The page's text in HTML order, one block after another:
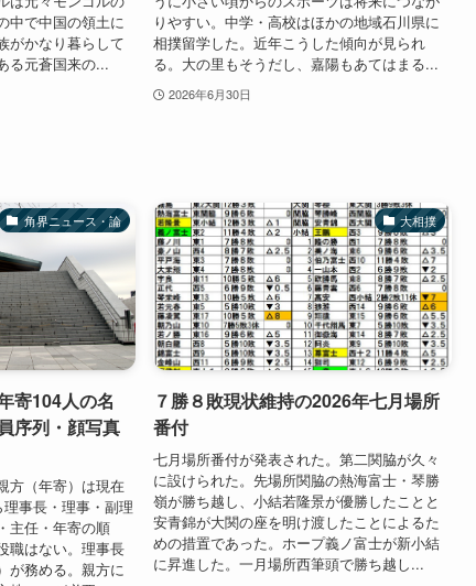
中で中国の領土に
がかなり暮らして
る元蒼国来の...
りやすい。中学・高校はほかの地域石川県に
相撲留学した。近年こうした傾向が見られ
る。大の里もそうだし、嘉陽もあてはまる...
2026年6月30日
角界ニュース・論
寄104人の名
序列・顔写真
方（年寄）は現在
事長・理事・副理
主任・年寄の順
職はない。理事長
が務める。親方に
大相撲
７勝８敗現状維持の2026年七月場所
番付
七月場所番付が発表された。第二関脇が久々
に設けられた。先場所関脇の熱海富士・琴勝
嶺が勝ち越し、小結若隆景が優勝したことと
安青錦が大関の座を明け渡したことによるた
めの措置であった。ホープ義ノ富士が新小結
に昇進した。一月場所西筆頭で勝ち越し...